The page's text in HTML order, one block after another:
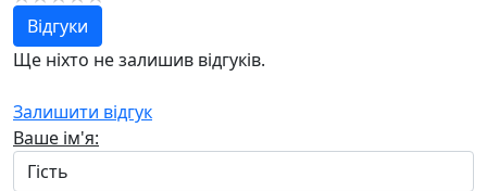
Відгуки
Ще ніхто не залишив відгуків.
Залишити відгук
Ваше ім'я: